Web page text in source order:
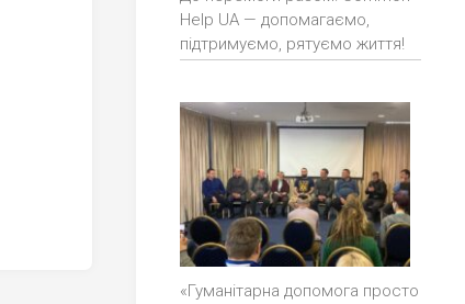
Help UA — допомагаємо,
підтримуємо, рятуємо життя!
«Гуманітарна допомога просто